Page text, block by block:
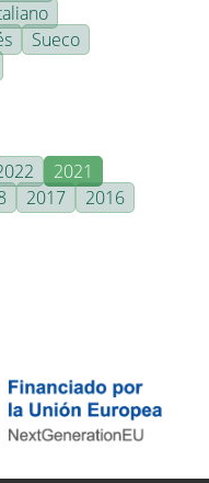
Sueco
2021
2017
2016